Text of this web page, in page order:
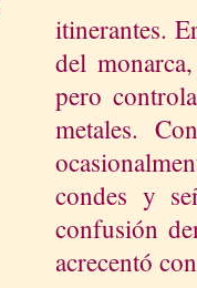
itinerantes.
del
pero
metales.
condes y
confusión
acrecentó